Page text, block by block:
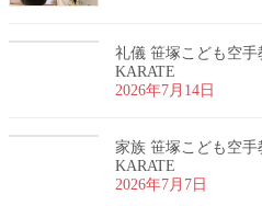
礼儀 笹塚こども空
KARATE
2026年7月14日
家族 笹塚こども空
KARATE
2026年7月7日